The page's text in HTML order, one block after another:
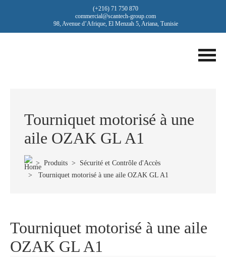
(+216) 71 750 870
commercial@scantech-group.com
98, Avenue d’Afrique, El Menzah 5, Ariana, Tunisie
Tourniquet motorisé à une
aile OZAK GL A1
> Produits > Sécurité et Contrôle d'Accès
> Tourniquet motorisé à une aile OZAK GL A1
Tourniquet motorisé à une aile
OZAK GL A1